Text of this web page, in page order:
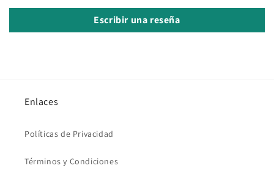
Escribir una reseña
Enlaces
Políticas de Privacidad
Términos y Condiciones